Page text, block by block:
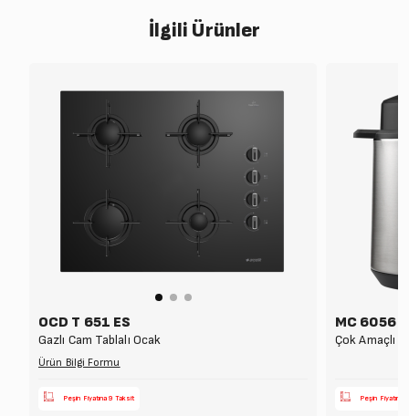
İlgili Ürünler
OCD T 651 ES
Gazlı Cam Tablalı Ocak
Ürün Bilgi Formu
Peşin Fiyatına 9 Taksit
MC 6056 I
Çok Amaçlı
Peşin Fiyatına